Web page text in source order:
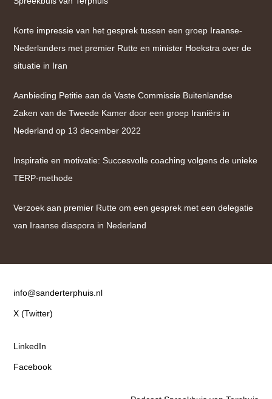
Korte impressie van het gesprek tussen een groep Iraanse-
Nederlanders met premier Rutte en minister Hoekstra over de
situatie in Iran
Aanbieding Petitie aan de Vaste Commissie Buitenlandse
Zaken van de Tweede Kamer door een groep Iraniërs in
Nederland op 13 december 2022
Inspiratie en motivatie: Succesvolle coaching volgens de unieke
TERP-methode
Verzoek aan premier Rutte om een gesprek met een delegatie
van Iraanse diaspora in Nederland
Contact
info@sanderterphuis.nl
X (Twitter)
LinkedIn
Facebook